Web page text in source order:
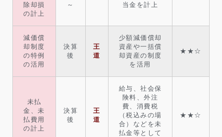
除却損
の計上
～
当金を計上
減価償
却制度
の特例
の活用
決算
後
王
道
少額減価償却
資産や一括償
却資産の制度
を活用
★★☆
未払
金、未
払費用
の計上
決算
後
王
道
給与、社会保
険料、外注
費、消費税
（税込みの場
合）などを未
払金等として
★★☆